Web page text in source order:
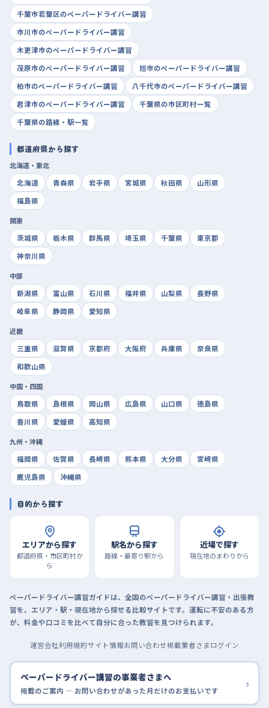
千葉市若葉区のペーパードライバー講習
市川市のペーパードライバー講習
木更津市のペーパードライバー講習
茂原市のペーパードライバー講習
旭市のペーパードライバー講習
柏市のペーパードライバー講習
八千代市のペーパードライバー講習
君津市のペーパードライバー講習
千葉県の市区町村一覧
千葉県の路線・駅一覧
都道府県から探す
北海道・東北
北海道
青森県 岩手県 宮城県 秋田県
山形県
福島県
関東
茨城県
栃木県 群馬県 埼玉県 千葉県
東京都
神奈川県
中部
新潟県
富山県 石川県 福井県 山梨県
長野県
岐阜県
静岡県 愛知県
近畿
三重県
滋賀県 京都府 大阪府 兵庫県
奈良県
和歌山県
中国・四国
鳥取県
島根県 岡山県 広島県 山口県
徳島県
香川県
愛媛県 高知県
九州・沖縄
福岡県
佐賀県 長崎県 熊本県 大分県
宮崎県
鹿児島県
沖縄県
目的から探す
エリアから探す
都道府県・市区町村か
ら
駅名から探す
路線・最寄り駅から
近場で探す
現在地のまわりから
ペーパードライバー講習ガイドは、全国のペーパードライバー講習・出張教
習を、エリア・駅・現在地から探せる比較サイトです。運転に不安のある方
が、料金や口コミを比べて自分に合った教習を見つけられます。
運営会社利用規約サイト情報お問い合わせ掲載業者さまログイン
ペーパードライバー講習の事業者さまへ
掲載のご案内 — お問い合わせがあった月だけのお支払いです ›